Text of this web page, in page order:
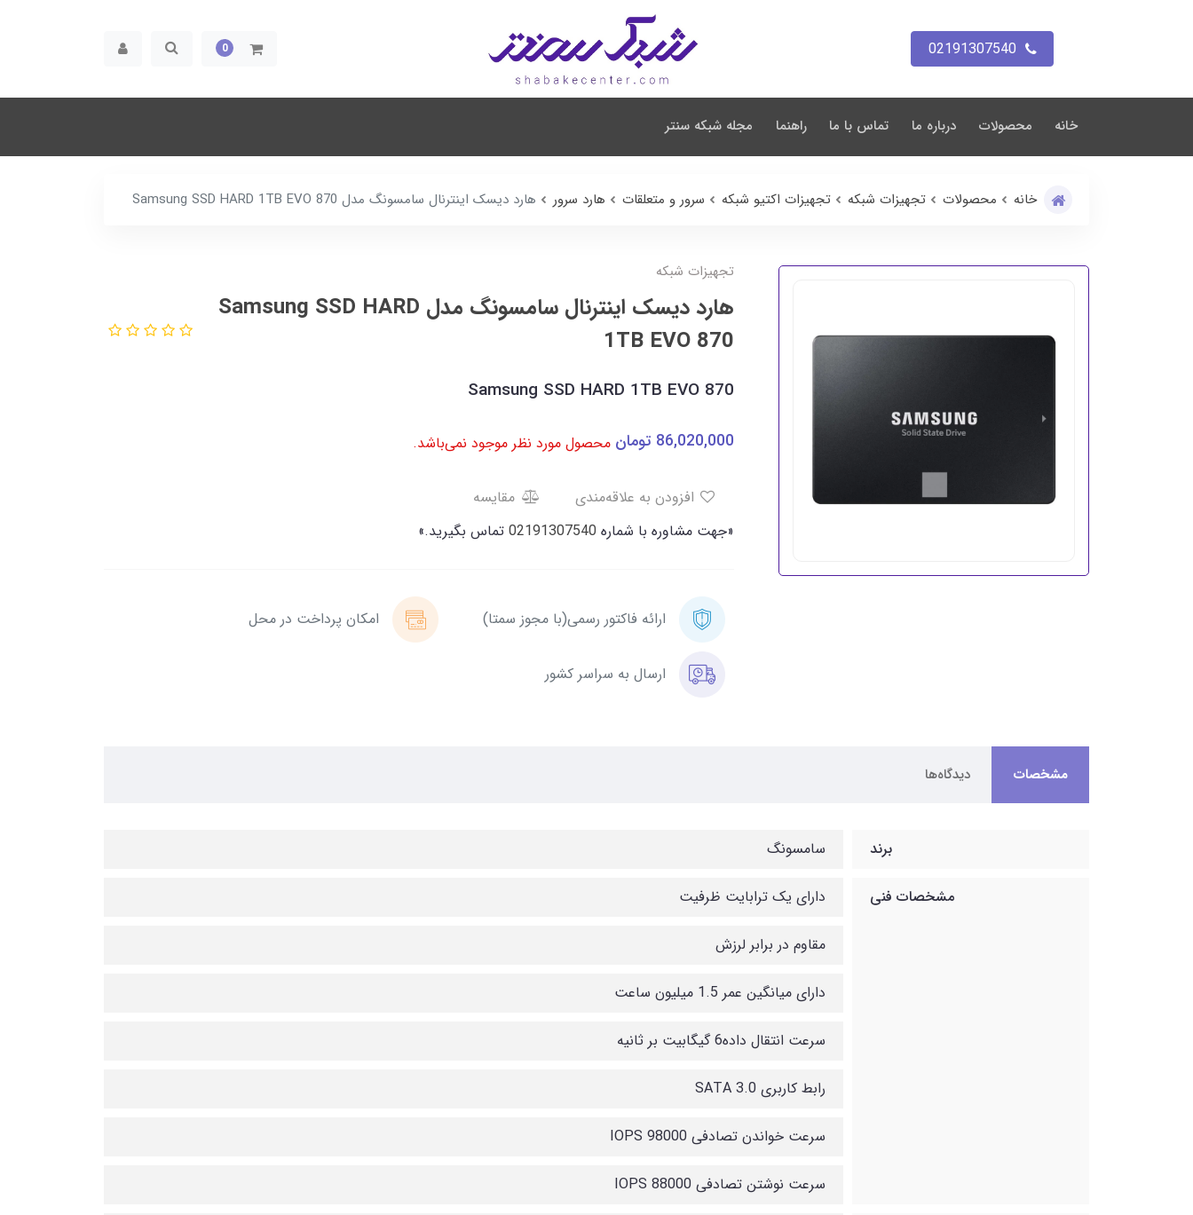
02191307540
0
خانه محصولات درباره ما تماس با ما راهنما مجله شبکه سنتر
خانه محصولات تجهیزات شبکه تجهیزات اکتیو شبکه سرور و متعلقات هارد سرور هارد دیسک اینترنال سامسونگ مدل Samsung SSD HARD 1TB EVO 870
تجهیزات شبکه
هارد دیسک اینترنال سامسونگ مدل Samsung SSD HARD
1TB EVO 870
Samsung SSD HARD 1TB EVO 870
86,020,000 تومان محصول مورد نظر موجود نمی‌باشد.
مقایسه
«جهت مشاوره با شماره 02191307540 تماس بگیرید.»
ارائه فاکتور رسمی(با مجوز سمتا) امکان پرداخت در محل
ارسال به سراسر کشور
مشخصات دیدگاه‌ها
برند سامسونگ
مشخصات فنی دارای یک ترابایت ظرفیت
مقاوم در برابر لرزش
دارای میانگین عمر 1.5 میلیون ساعت
سرعت انتقال داده6 گیگابیت بر ثانیه
رابط کاربری SATA 3.0
سرعت خواندن تصادفی 98000 IOPS
سرعت نوشتن تصادفی 88000 IOPS